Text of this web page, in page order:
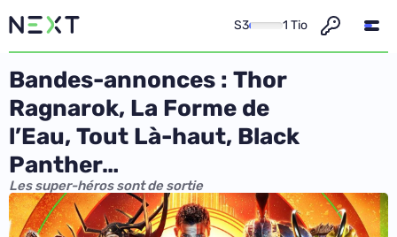
S3 1 Tio
Bandes-annonces : Thor
Ragnarok, La Forme de
l’Eau, Tout Là-haut, Black
Panther…
Les super-héros sont de sortie